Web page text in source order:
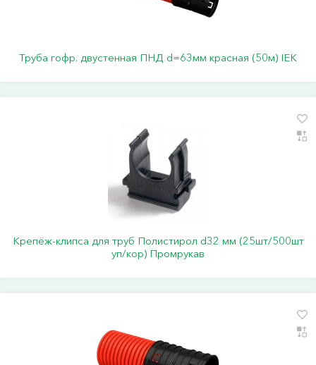
Труба гофр. двустенная ПНД d=63мм красная (50м) IEK
Крепёж-клипса для труб Полистирол d32 мм (25шт/500шт
уп/кор) Промрукав